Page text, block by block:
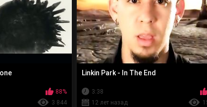
88%
3 844
Linkin Park - In The End
3:38
12 лет назад